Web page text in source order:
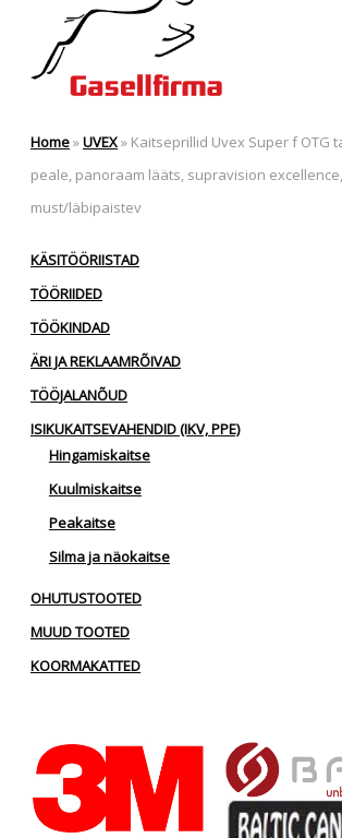
Home»UVEX» Kaitseprillid Uvex Super f OTG
peale, panoraam lääts, supravision
must/läbipaistev
KÄSITÖÖRIISTAD
TÖÖRIIDED
TÖÖKINDAD
ÄRI JA REKLAAMRÕIVAD
TÖÖJALANÕUD
ISIKUKAITSEVAHENDID (IKV, PPE)
Hingamiskaitse
Kuulmiskaitse
Peakaitse
Silma ja näokaitse
OHUTUSTOOTED
MUUD TOOTED
KOORMAKATTED